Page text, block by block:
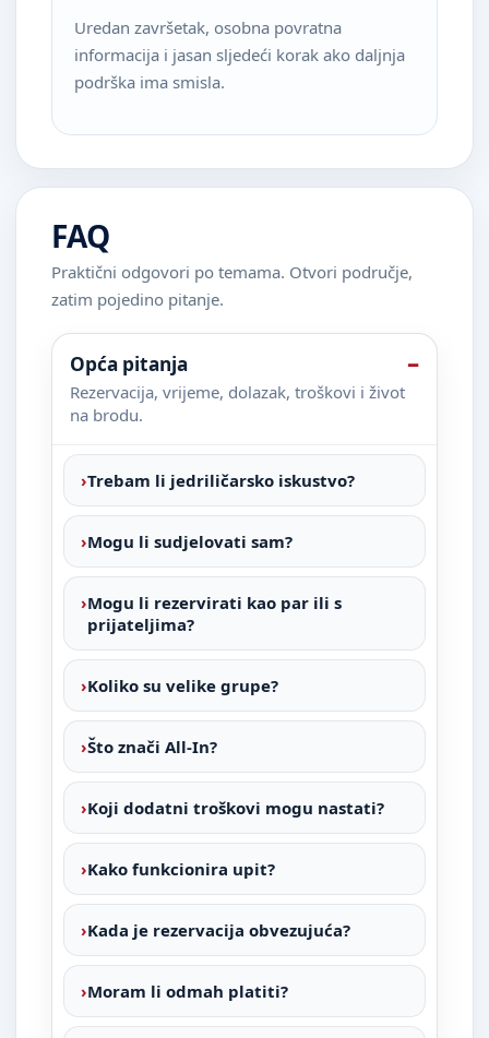
Uredan završetak, osobna povratna
informacija i jasan sljedeći korak ako daljnja
podrška ima smisla.
FAQ
Praktični odgovori po temama. Otvori područje,
zatim pojedino pitanje.
Opća pitanja
Rezervacija, vrijeme, dolazak, troškovi i život
na brodu.
Trebam li jedriličarsko iskustvo?
Mogu li sudjelovati sam?
Mogu li rezervirati kao par ili s
prijateljima?
Koliko su velike grupe?
Što znači All-In?
Koji dodatni troškovi mogu nastati?
Kako funkcionira upit?
Kada je rezervacija obvezujuća?
Moram li odmah platiti?